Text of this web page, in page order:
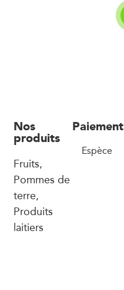
Nos
produits
Fruits,
Pommes de
terre,
Produits
laitiers
Paiement
Espèce